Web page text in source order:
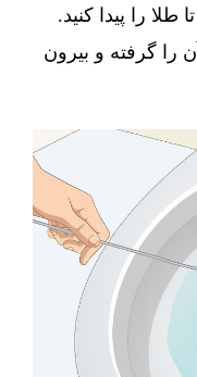
را پیدا کنید.
را گرفته و بیرون